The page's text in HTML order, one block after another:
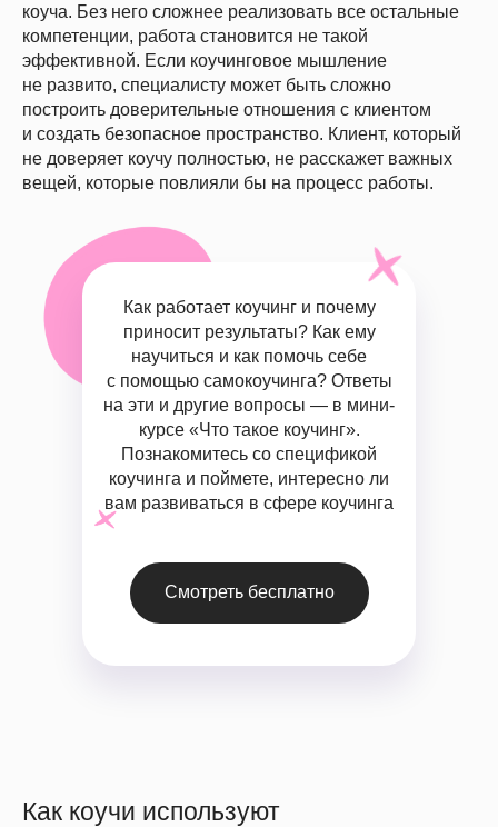
коуча. Без него сложнее реализовать все остальные
компетенции, работа становится не такой
эффективной. Если коучинговое мышление
не развито, специалисту может быть сложно
построить доверительные отношения с клиентом
и создать безопасное пространство. Клиент, который
не доверяет коучу полностью, не расскажет важных
вещей, которые повлияли бы на процесс работы.
Как работает коучинг и почему
приносит результаты?Как ему
научиться и как помочь себе
с помощью самокоучинга? Ответы
на эти и другие вопросы — в мини-
курсе «Что такое коучинг».
Познакомитесь со спецификой
коучинга и поймете, интересно ли
вам развиваться в сфере коучинга
Смотреть бесплатно
Как коучи используют